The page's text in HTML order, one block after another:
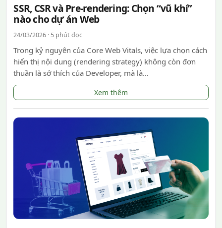
SSR, CSR và Pre-rendering: Chọn “vũ khí”
nào cho dự án Web
24/03/2026 · 5 phút đọc
Trong kỷ nguyên của Core Web Vitals, việc lựa chọn cách
hiển thị nội dung (rendering strategy) không còn đơn
thuần là sở thích của Developer, mà là…
Xem thêm